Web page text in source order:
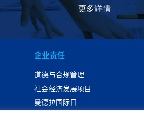
更多详情
企业责任
道德与合规管理
社会经济发展项目
曼德拉国际日